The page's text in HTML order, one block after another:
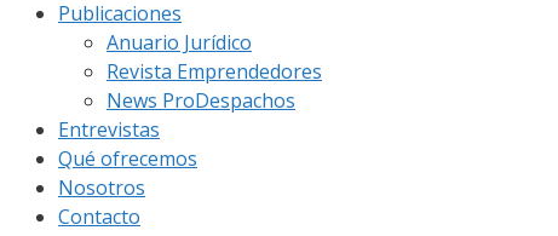
Publicaciones
Anuario Jurídico
Revista Emprendedores
News ProDespachos
Entrevistas
Qué ofrecemos
Nosotros
Contacto